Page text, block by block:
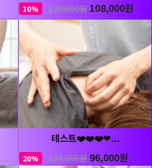
10% 120,000원 108,000원
테스트❤️❤️❤️❤...
20% 120,000원 96,000원